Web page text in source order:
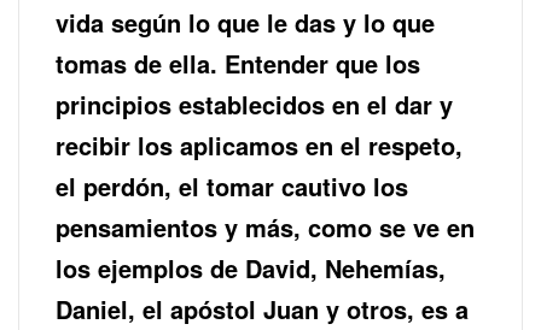
vida según lo que le das y lo que
tomas de ella. Entender que los
principios establecidos en el dar y
recibir los aplicamos en el respeto,
el perdón, el tomar cautivo los
pensamientos y más, como se ve en
los ejemplos de David, Nehemías,
Daniel, el apóstol Juan y otros, es a